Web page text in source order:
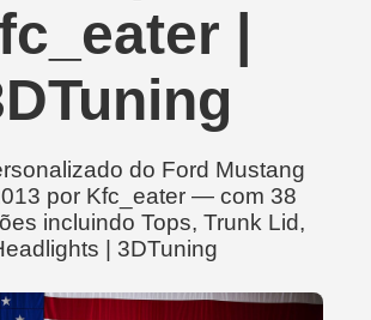
|
do Ford Mustang
por Kfc_eater — com 38
incluindo Tops, Trunk Lid,
| 3DTuning